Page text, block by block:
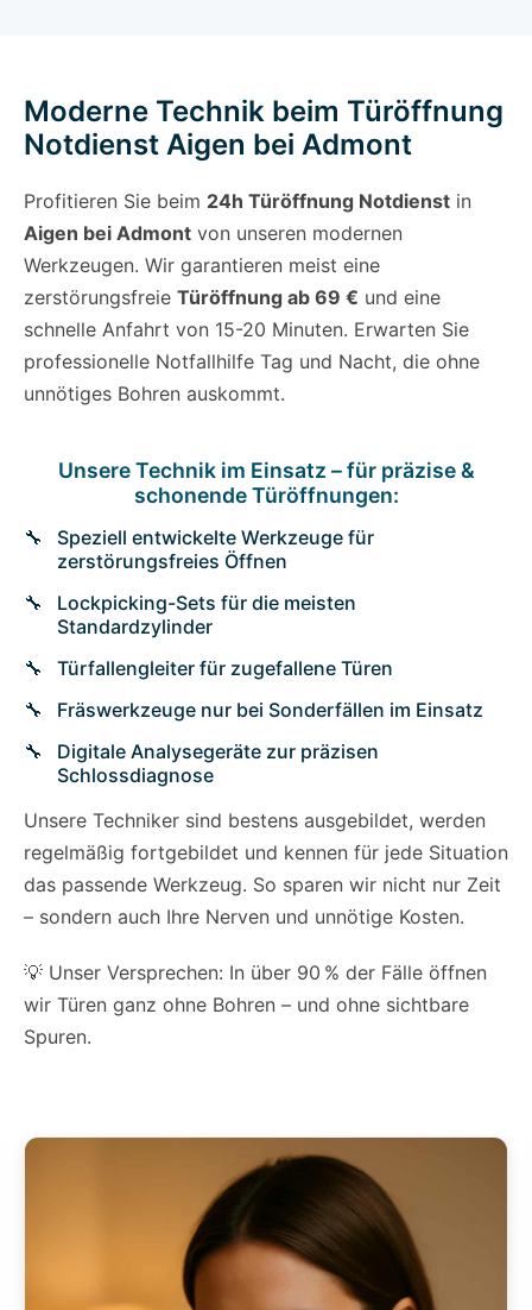
Moderne Technik beim Türöffnung
Notdienst Aigen bei Admont
Profitieren Sie beim 24h Türöffnung Notdienst in
Aigen bei Admont von unseren modernen
Werkzeugen. Wir garantieren meist eine
zerstörungsfreie Türöffnung ab 69 € und eine
schnelle Anfahrt von 15-20 Minuten. Erwarten Sie
professionelle Notfallhilfe Tag und Nacht, die ohne
unnötiges Bohren auskommt.
Unsere Technik im Einsatz – für präzise &
schonende Türöffnungen:
Speziell entwickelte Werkzeuge für
zerstörungsfreies Öffnen
Lockpicking-Sets für die meisten
Standardzylinder
Türfallengleiter für zugefallene Türen
Fräswerkzeuge nur bei Sonderfällen im Einsatz
Digitale Analysegeräte zur präzisen
Schlossdiagnose
Unsere Techniker sind bestens ausgebildet, werden
regelmäßig fortgebildet und kennen für jede Situation
das passende Werkzeug. So sparen wir nicht nur Zeit
– sondern auch Ihre Nerven und unnötige Kosten.
💡 Unser Versprechen: In über 90 % der Fälle öffnen
wir Türen ganz ohne Bohren – und ohne sichtbare
Spuren.